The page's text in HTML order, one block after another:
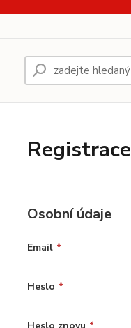
Registrace
Osobní údaje
Email *
Heslo *